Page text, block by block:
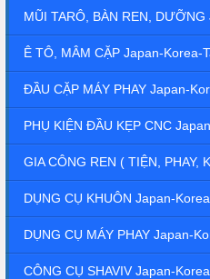
MŨI TARÔ, BÀN REN,
Ê TÔ, MÂM CẶP Japan-Korea-
ĐẦU CẶP MÁY PHAY Japan-
PHỤ KIỆN ĐẦU KẸP CNC
GIA CÔNG REN ( TIỆN, PHAY,
DỤNG CỤ KHUÔN Japan-
DỤNG CỤ MÁY PHAY Japan-
CÔNG CỤ SHAVIV Japan-